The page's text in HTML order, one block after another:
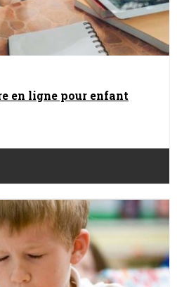
en ligne pour enfant